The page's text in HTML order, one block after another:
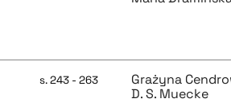
s. 243 - 263
Grażyna
D. S. Muecke